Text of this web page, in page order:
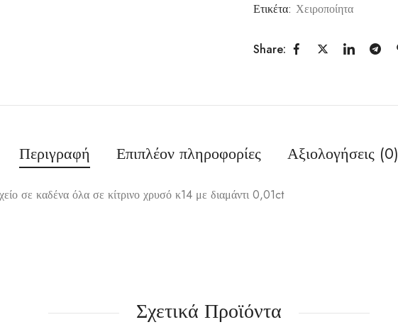
Ετικέτα: Χειροποίητα
Share:
Περιγραφή Επιπλέον πληροφορίες Αξιολογήσεις (0)
σε καδένα όλα σε κίτρινο χρυσό κ14 με διαμάντι 0,01ct
Σχετικά Προϊόντα